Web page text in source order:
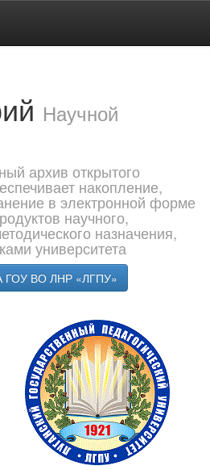
Научной
архив открытого
накопление,
в электронной форме
научного,
назначения,
университета
ВО ЛНР «ЛГПУ»